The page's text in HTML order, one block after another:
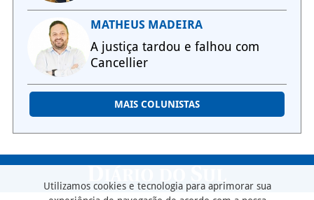
MATHEUS MADEIRA
A justiça tardou e falhou com
Cancellier
MAIS COLUNISTAS
Utilizamos cookies e tecnologia para aprimorar sua